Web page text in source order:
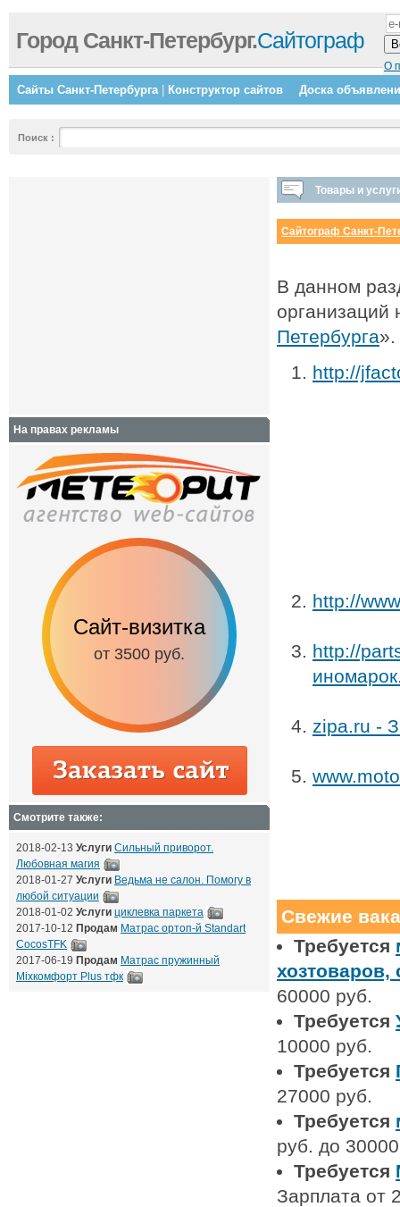
О
Город Санкт-Петербург.Сайтограф
Сайты Санкт-Петербурга| Конструктор сайтов Доска
Поиск :
Товары и
Сайтограф Санкт-
В данном
организаций
Петербурга».
http://
http://
http://
zipa.ru -
Свежие
Требуется
хозтоваров,
60000 руб.
Требуется
10000 руб.
Требуется
27000 руб.
Требуется
руб. до
Требуется
Зарплата от
На правах рекламы
Сайт-визитка
от 3500 руб. от 6500 руб.
Смотрите также:
2018-02-13 Услуги Сильный приворот.
Любовная магия
2018-01-27 Услуги Ведьма не салон. Помогу в
любой ситуации
2018-01-02 Услуги циклевка паркета
2017-10-12 Продам Матрас ортоп-й Standart
CocosTFK
2017-06-19 Продам Матрас пружинный
Mixкомфорт Plus тфк